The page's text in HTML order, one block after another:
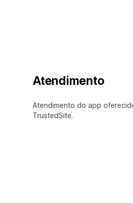
Atendimento
Atendimento do app
TrustedSite.